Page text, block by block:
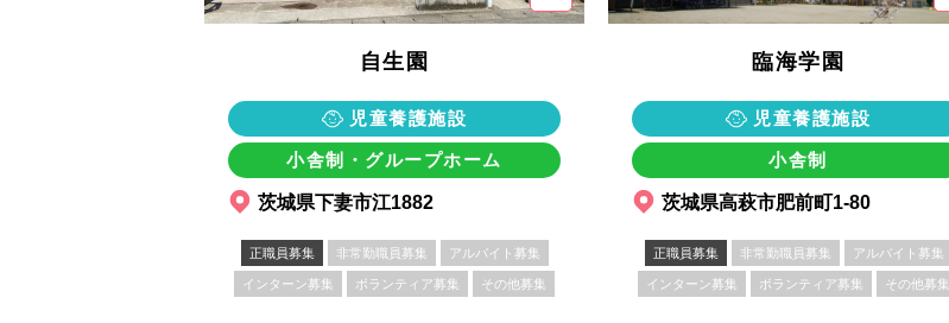
自生園
児童養護施設
小舎制・グループホーム
茨城県下妻市江1882
正職員募集 非常勤職員募集 アルバイト募集
インターン募集 ボランティア募集 その他募集
臨海学園
児童養護施設
小舎制
茨城県高萩市肥前町1-80
正職員募集 非常勤職員募集 アルバイト募集
インターン募集 ボランティア募集 その他募集